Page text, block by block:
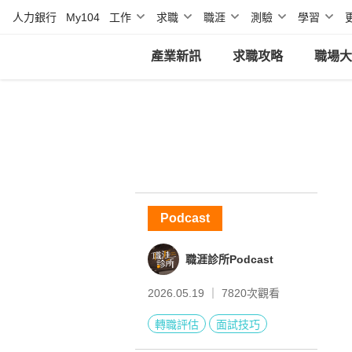
人力銀行 My104 工作 求職 職涯 測驗 學習
產業新訊 求職攻略 職場
Podcast
職涯診所Podcast
2026.05.19 ｜ 7820次觀看
轉職評估 面試技巧